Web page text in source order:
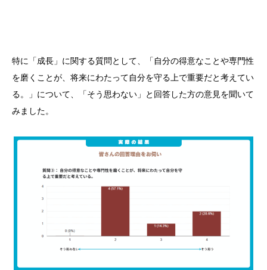
特に「成長」に関する質問として、「自分の得意なことや専門性
を磨くことが、将来にわたって自分を守る上で重要だと考えてい
る。」について、「そう思わない」と回答した方の意見を聞いて
みました。